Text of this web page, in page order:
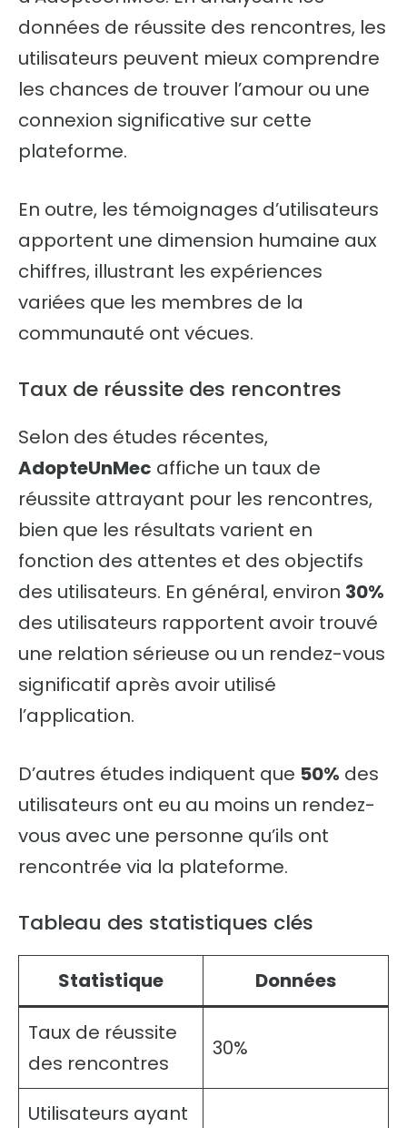
données de réussite des rencontres, les
utilisateurs peuvent mieux comprendre
les chances de trouver l’amour ou une
connexion significative sur cette
plateforme.
En outre, les témoignages d’utilisateurs
apportent une dimension humaine aux
chiffres, illustrant les expériences
variées que les membres de la
communauté ont vécues.
Taux de réussite des rencontres
Selon des études récentes,
AdopteUnMec affiche un taux de
réussite attrayant pour les rencontres,
bien que les résultats varient en
fonction des attentes et des objectifs
des utilisateurs. En général, environ 30%
des utilisateurs rapportent avoir trouvé
une relation sérieuse ou un rendez-vous
significatif après avoir utilisé
l’application.
D’autres études indiquent que 50% des
utilisateurs ont eu au moins un rendez-
vous avec une personne qu’ils ont
rencontrée via la plateforme.
Tableau des statistiques clés
Statistique Données
Taux de réussite
des rencontres
30%
Utilisateurs ayant